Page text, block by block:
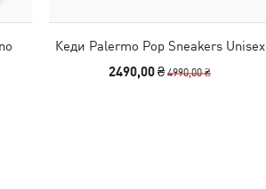
Кеди Palermo Pop Sneakers Unisex
2490,00 ₴4990,00 ₴